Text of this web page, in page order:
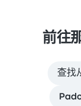
前往
查找